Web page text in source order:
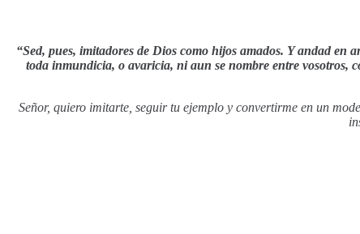
“Sed, pues, imitadores de Dios como hijos amados. Y andad
toda inmundicia, o avaricia, ni aun se nombre entre vosotros,
Señor, quiero imitarte, seguir tu ejemplo y convertirme en un